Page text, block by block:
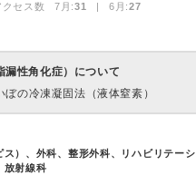
クセス数 7月:31 | 6月:27
漏性角化症）について
ぼの冷凍凝固法（液体窒素）
ス）、外科、整形外科、リハビリテー
放射線科